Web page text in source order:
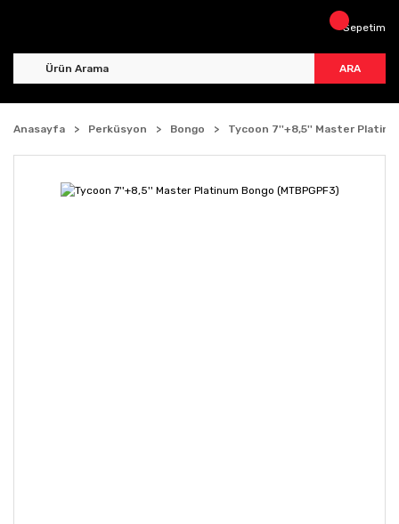
ARA
Sepetim
Anasayfa Perküsyon Bongo Tycoon 7''+8,5'' Master